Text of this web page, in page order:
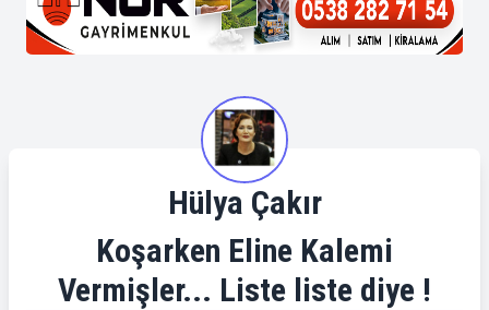
Hülya Çakır
Koşarken Eline Kalemi
Vermişler... Liste liste diye !